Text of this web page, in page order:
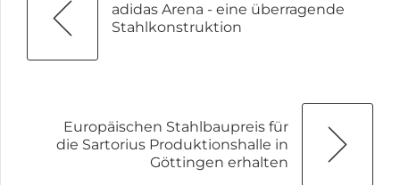
adidas Arena - eine überragende
Stahlkonstruktion
Europäischen Stahlbaupreis für
die Sartorius Produktionshalle in
Göttingen erhalten